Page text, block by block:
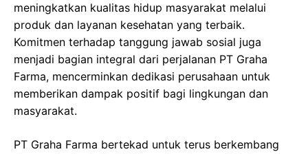
meningkatkan kualitas hidup masyarakat melalui
produk dan layanan kesehatan yang terbaik.
Komitmen terhadap tanggung jawab sosial juga
menjadi bagian integral dari perjalanan PT Graha
Farma, mencerminkan dedikasi perusahaan untuk
memberikan dampak positif bagi lingkungan dan
masyarakat.
PT Graha Farma bertekad untuk terus berkembang